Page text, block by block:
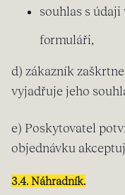
souhlas s
formuláři,
d) zákazník
vyjadřuje jeho
e) Poskytovatel
objednávku
3.4. Náhradník.